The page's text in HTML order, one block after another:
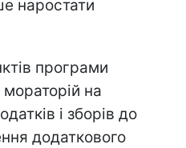
наростати
програми
на
і зборів до
додаткового